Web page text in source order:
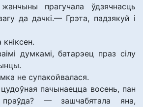
прагучала ўдзячнасць
да дачкі.— Грэта, падзякуй і
думкамі, батарэец праз сілу
не супакойвалася.
пачынаецца восень, пан
— зашчабятала яна,